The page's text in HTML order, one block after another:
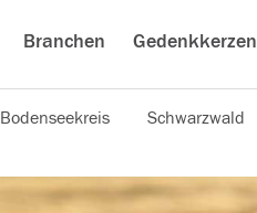
Branchen Gedenkkerzen
Bodenseekreis Schwarzwald